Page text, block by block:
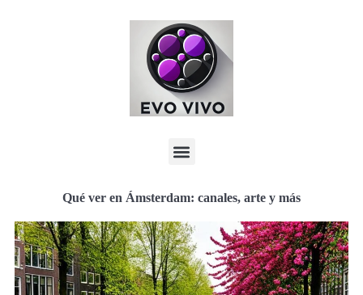
Qué ver en Ámsterdam: canales, arte y más